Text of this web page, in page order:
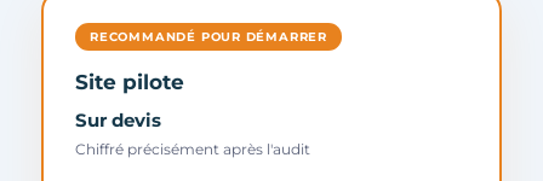
RECOMMANDÉ POUR DÉMARRER
Site pilote
Sur devis
Chiffré précisément après l'audit